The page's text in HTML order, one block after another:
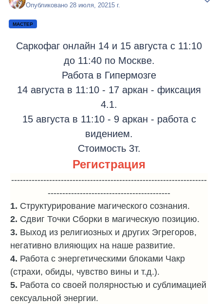
Опубликовано28 июля, 20215 г.
МАСТЕР
Саркофаг онлайн 14 и 15 августа с 11:10
до 11:40 по Москве.
Работа в Гипермозге
14 августа в 11:10 - 17 аркан - фиксация
4.1.
15 августа в 11:10 - 9 аркан - работа с
видением.
Стоимость 3т.
Регистрация
-------------------------------------------------------------------
------------------------------------------
1. Структурирование магического сознания.
2. Сдвиг Точки Сборки в магическую позицию.
3. ‎Выход из религиозных и других Эгрегоров,
негативно влияющих на наше развитие.
4. Работа с энергетическими блоками Чакр
(страхи, обиды, чувство вины и т.д.).
5. Работа со своей полярностью и сублимацией
сексуальной энергии.